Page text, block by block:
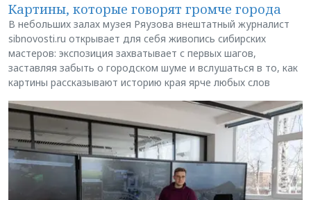
Картины, которые говорят громче города
В небольших залах музея Ряузова внештатный журналист
sibnovosti.ru открывает для себя живопись сибирских
мастеров: экспозиция захватывает с первых шагов,
заставляя забыть о городском шуме и вслушаться в то, как
картины рассказывают историю края ярче любых слов